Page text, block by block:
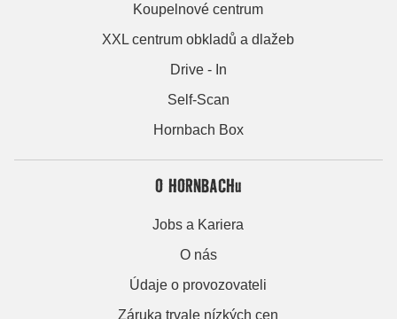
Koupelnové centrum
XXL centrum obkladů a dlažeb
Drive - In
Self-Scan
Hornbach Box
O HORNBACHu
Jobs a Kariera
O nás
Údaje o provozovateli
Záruka trvale nízkých cen